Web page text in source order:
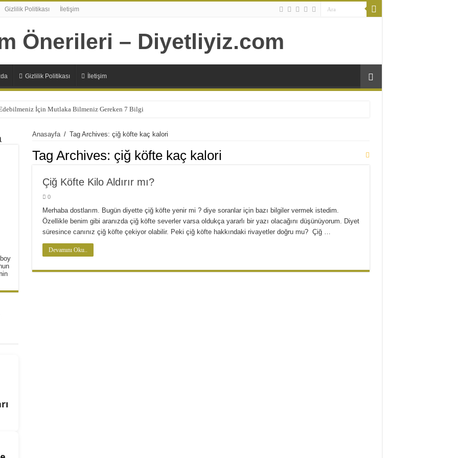
Gizlilik Politikası İletişim
Gizlilik Politikası İletişim
İçin Mutlaka Bilmeniz Gereken 7 Bilgi
7 Sağlıksız Beslenme Alışkanlıkları
Daha Çok İhtiyaç Duyduğu 20 Besin
İçin 10 Çok Sağlıklı Sebep
Faydaları Nelerdir?
İşe Yarıyor?
?
Tarifi
Anasayfa / Tag Archives: çiğ köfte kaç kalori
Tag Archives: çiğ köfte kaç kalori
Çiğ Köfte Kilo Aldırır mı?
0
Merhaba dostlarım. Bugün diyette çiğ köfte yenir mi ? diye soranlar için bazı bilgiler vermek istedim.
Özellikle benim gibi aranızda çiğ köfte severler varsa oldukça yararlı bir yazı olacağını düşünüyorum. Diyet
süresince canınız çiğ köfte çekiyor olabilir. Peki çiğ köfte hakkındaki rivayetler doğru mu? Çiğ …
Devamını Oku..